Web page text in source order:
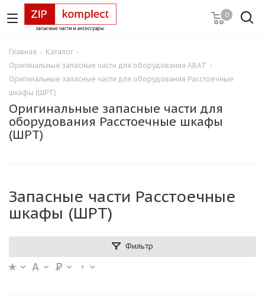
0
Главная - Каталог -
Оригинальные запасные части для оборудования ABAT -
Оригинальные запасные части для оборудования Расстоечные
шкафы (ШРТ)
Оригинальные запасные части для
оборудования Расстоечные шкафы
(ШРТ)
Запасные части Расстоечные
шкафы (ШРТ)
Фильтр